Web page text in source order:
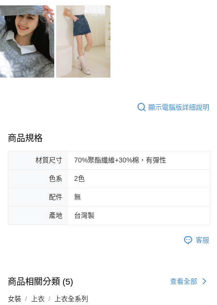
顯示電腦版詳細說明
商品規格
材質尺寸 70%聚酯纖維+30%棉，有彈性
色系 2色
配件 無
產地 台灣製
客服
商品相關分類 (5) 查看全部
女裝 上衣 上衣全系列